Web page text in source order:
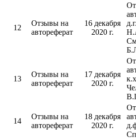
12
Отзывы на
автореферат
16 декабря
2020 г.
13
Отзывы на
автореферат
17 декабря
2020 г.
14
Отзывы на
автореферат
18 декабря
2020 г.